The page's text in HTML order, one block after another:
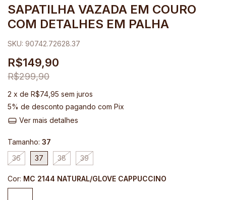
SAPATILHA VAZADA EM COURO
COM DETALHES EM PALHA
SKU: 90742.72628.37
R$149,90
R$299,90
2 x de R$74,95 sem juros
5% de desconto pagando com Pix
Ver mais detalhes
Tamanho: 37
36
37 38 39
Cor: MC 2144 NATURAL/GLOVE CAPPUCCINO